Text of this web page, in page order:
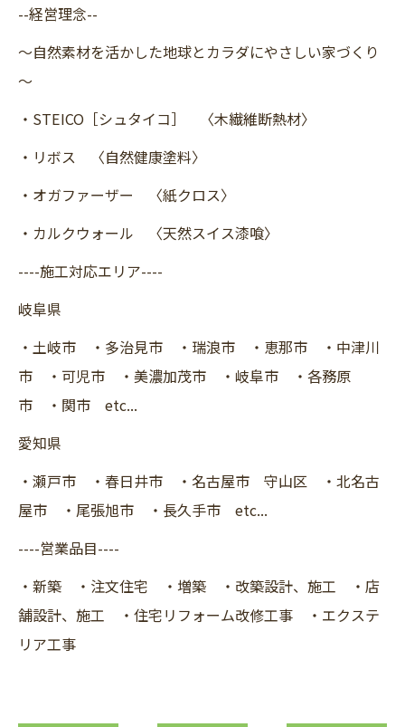
--経営理念--
～自然素材を活かした地球とカラダにやさしい家づくり
～
・STEICO［シュタイコ］ 〈木繊維断熱材〉
・リボス 〈自然健康塗料〉
・オガファーザー 〈紙クロス〉
・カルクウォール 〈天然スイス漆喰〉
----施工対応エリア----
岐阜県
・土岐市 ・多治見市 ・瑞浪市 ・恵那市 ・中津川
市 ・可児市 ・美濃加茂市 ・岐阜市 ・各務原
市 ・関市 etc...
愛知県
・瀬戸市 ・春日井市 ・名古屋市 守山区 ・北名古
屋市 ・尾張旭市 ・長久手市 etc...
----営業品目----
・新築 ・注文住宅 ・増築 ・改築設計、施工 ・店
舗設計、施工 ・住宅リフォーム改修工事 ・エクステ
リア工事